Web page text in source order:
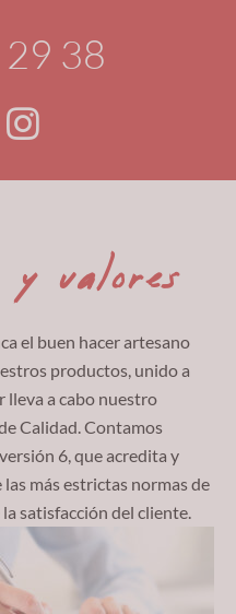
38
y valores
el buen hacer artesano
productos, unido a
lleva a cabo nuestro
Calidad. Contamos
6, que acredita y
más estrictas normas de
satisfacción del cliente.